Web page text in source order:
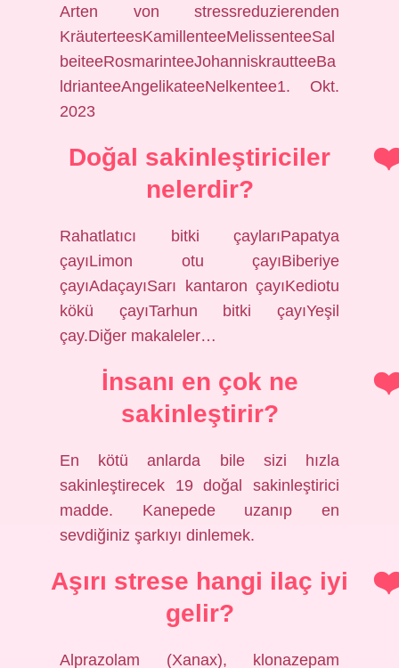
Arten von stressreduzierenden
KräuterteesKamillenteeMelissenteeSal
beiteeRosmarinteeJohanniskrautteeBa
ldrianteeAngelikateeNelkentee1. Okt.
2023
Doğal sakinleştiriciler
nelerdir?
Rahatlatıcı bitki çaylarıPapatya
çayıLimon otu çayıBiberiye
çayıAdaçayıSarı kantaron çayıKediotu
kökü çayıTarhun bitki çayıYeşil
çay.Diğer makaleler…
İnsanı en çok ne
sakinleştirir?
En kötü anlarda bile sizi hızla
sakinleştirecek 19 doğal sakinleştirici
madde. Kanepede uzanıp en
sevdiğiniz şarkıyı dinlemek.
Aşırı strese hangi ilaç iyi
gelir?
Alprazolam (Xanax), klonazepam